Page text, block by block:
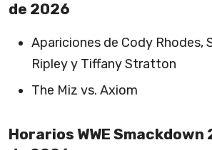
de 2026
Apariciones de Cody Rhodes,
Ripley y Tiffany Stratton
The Miz vs. Axiom
Horarios WWE Smackdown